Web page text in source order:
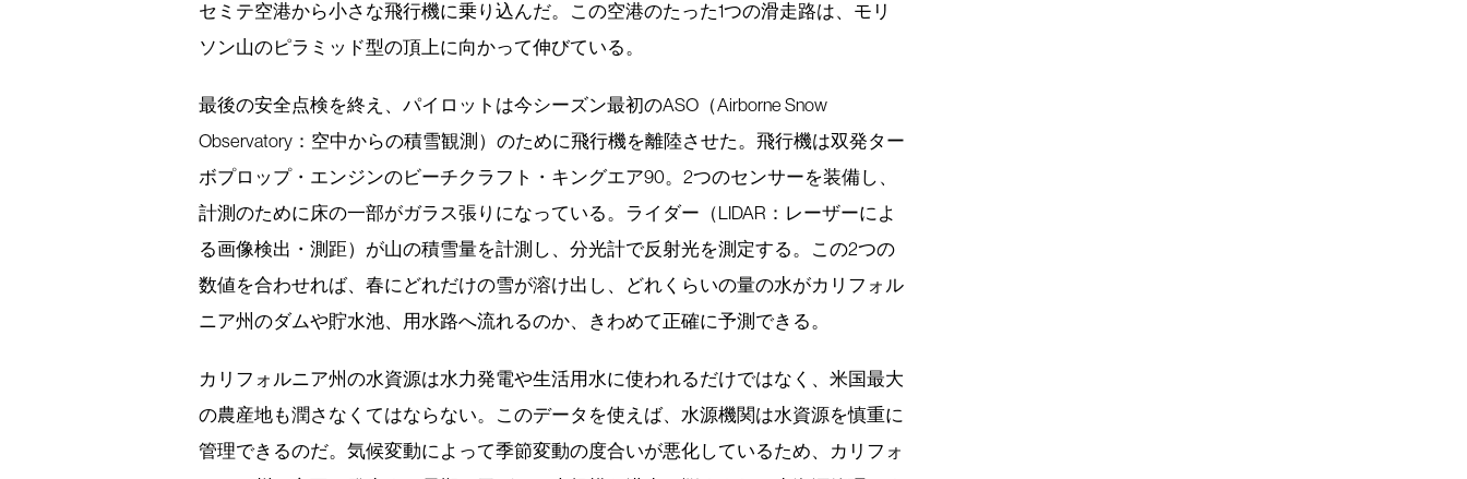
セミテ空港から小さな飛行機に乗り込んだ。この空港のたった1つの滑走路は、モリ
ソン山のピラミッド型の頂上に向かって伸びている。
最後の安全点検を終え、パイロットは今シーズン最初のASO（Airborne Snow
Observatory：空中からの積雪観測）のために飛行機を離陸させた。飛行機は双発ター
ボプロップ・エンジンのビーチクラフト・キングエア90。2つのセンサーを装備し、
計測のために床の一部がガラス張りになっている。ライダー（LIDAR：レーザーによ
る画像検出・測距）が山の積雪量を計測し、分光計で反射光を測定する。この2つの
数値を合わせれば、春にどれだけの雪が溶け出し、どれくらいの量の水がカリフォル
ニア州のダムや貯水池、用水路へ流れるのか、きわめて正確に予測できる。
カリフォルニア州の水資源は水力発電や生活用水に使われるだけではなく、米国最大
の農産地も潤さなくてはならない。このデータを使えば、水源機関は水資源を慎重に
管理できるのだ。気候変動によって季節変動の度合いが悪化しているため、カリフォ